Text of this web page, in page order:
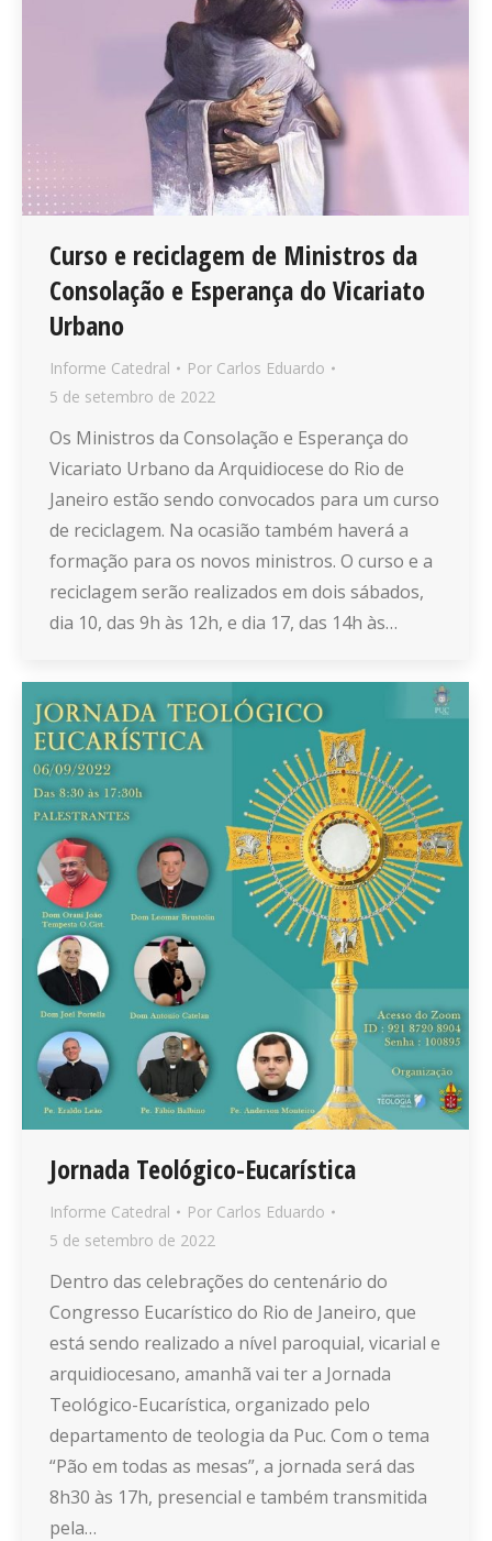
Curso e reciclagem de Ministros da
Consolação e Esperança do Vicariato
Urbano
Informe Catedral Por Carlos Eduardo
5 de setembro de 2022
Os Ministros da Consolação e Esperança do
Vicariato Urbano da Arquidiocese do Rio de
Janeiro estão sendo convocados para um curso
de reciclagem. Na ocasião também haverá a
formação para os novos ministros. O curso e a
reciclagem serão realizados em dois sábados,
dia 10, das 9h às 12h, e dia 17, das 14h às…
Jornada Teológico-Eucarística
Informe Catedral Por Carlos Eduardo
5 de setembro de 2022
Dentro das celebrações do centenário do
Congresso Eucarístico do Rio de Janeiro, que
está sendo realizado a nível paroquial, vicarial e
arquidiocesano, amanhã vai ter a Jornada
Teológico-Eucarística, organizado pelo
departamento de teologia da Puc. Com o tema
“Pão em todas as mesas”, a jornada será das
8h30 às 17h, presencial e também transmitida
pela…